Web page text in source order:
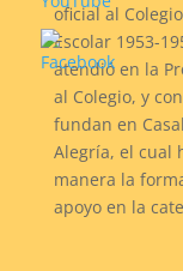
oficial al
Escolar 1953-
atendió en la
al Colegio, y
fundan en
Alegría, el cual
manera la
apoyo en la